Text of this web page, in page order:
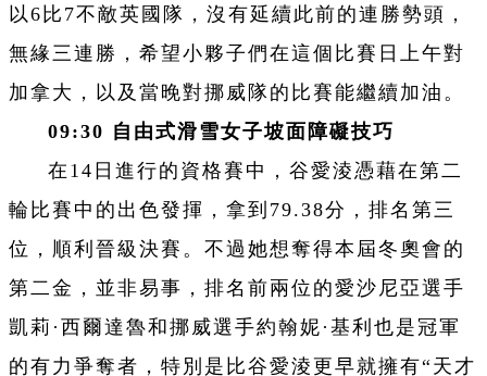
以6比7不敵英國隊，沒有延續此前的連勝勢頭，
無緣三連勝，希望小夥子們在這個比賽日上午對
加拿大，以及當晚對挪威隊的比賽能繼續加油。
09:30 自由式滑雪女子坡面障礙技巧
在14日進行的資格賽中，谷愛淩憑藉在第二
輪比賽中的出色發揮，拿到79.38分，排名第三
位，順利晉級決賽。不過她想奪得本屆冬奧會的
第二金，並非易事，排名前兩位的愛沙尼亞選手
凱莉·西爾達魯和挪威選手約翰妮·基利也是冠軍
的有力爭奪者，特別是比谷愛淩更早就擁有“天才